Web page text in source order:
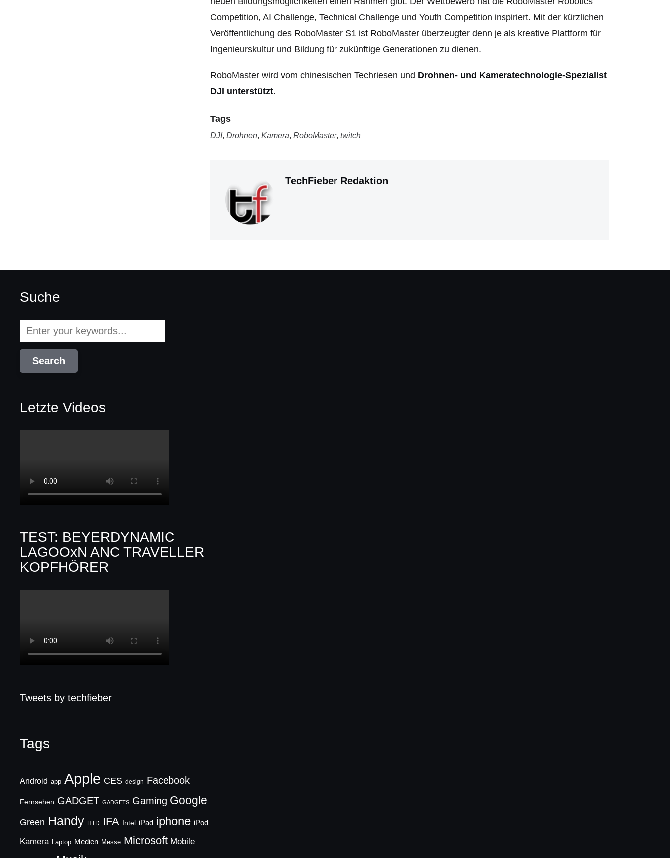
Competition, AI Challenge, Technical Challenge und Youth Competition inspiriert. Mit der kürzlichen
Veröffentlichung des RoboMaster S1 ist RoboMaster überzeugter denn je als kreative Plattform für
Ingenieurskultur und Bildung für zukünftige Generationen zu dienen.
RoboMaster wird vom chinesischen Techriesen und Drohnen- und Kameratechnologie-Spezialist
DJI unterstützt.
Tags
DJI, Drohnen, Kamera, RoboMaster, twitch
TechFieber Redaktion
Suche
Letzte Videos
TEST: BEYERDYNAMIC
LAGOOxN ANC TRAVELLER
KOPFHÖRER
Tweets by techfieber
Tags
Android app Apple CES design Facebook
Fernsehen GADGET GADGETS Gaming Google
Green Handy HTD IFA Intel iPad iphone iPod
Kamera Laptop Medien Messe Microsoft Mobile